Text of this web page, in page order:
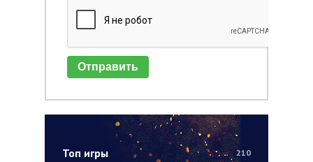
Топ игры 210
Отправить